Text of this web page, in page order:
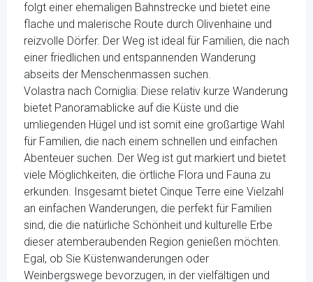
folgt einer ehemaligen Bahnstrecke und bietet eine
flache und malerische Route durch Olivenhaine und
reizvolle Dörfer. Der Weg ist ideal für Familien, die nach
einer friedlichen und entspannenden Wanderung
abseits der Menschenmassen suchen.
Volastra nach Corniglia: Diese relativ kurze Wanderung
bietet Panoramablicke auf die Küste und die
umliegenden Hügel und ist somit eine großartige Wahl
für Familien, die nach einem schnellen und einfachen
Abenteuer suchen. Der Weg ist gut markiert und bietet
viele Möglichkeiten, die örtliche Flora und Fauna zu
erkunden. Insgesamt bietet Cinque Terre eine Vielzahl
an einfachen Wanderungen, die perfekt für Familien
sind, die die natürliche Schönheit und kulturelle Erbe
dieser atemberaubenden Region genießen möchten.
Egal, ob Sie Küstenwanderungen oder
Weinbergswege bevorzugen, in der vielfältigen und